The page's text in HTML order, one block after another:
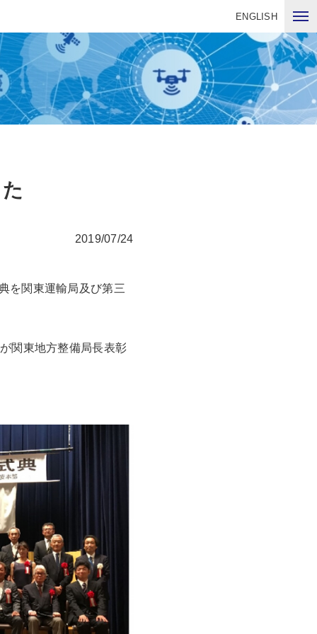
ENGLISH
2019/07/24
を関東運輸局及び第三
関東地方整備局長表彰